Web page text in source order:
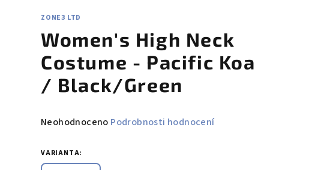
ZONE3 LTD
Women's High Neck
Costume - Pacific Koa
/ Black/Green
Průměrné
produktu
je
Neohodnoceno Podrobnosti hodnocení
VARIANTA: